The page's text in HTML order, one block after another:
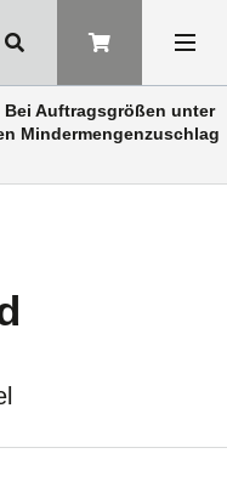
Auftragsgrößen unter
Mindermengenzuschlag